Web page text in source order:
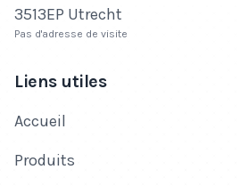
3513EP Utrecht
Pas d'adresse de visite
Liens utiles
Accueil
Produits